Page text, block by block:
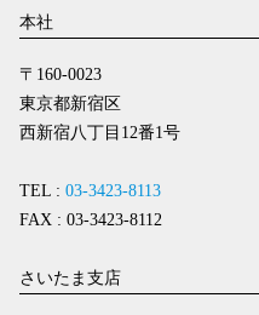
本社
〒160-0023
東京都新宿区
西新宿八丁目12番1号
TEL : 03-3423-8113
FAX : 03-3423-8112
さいたま支店